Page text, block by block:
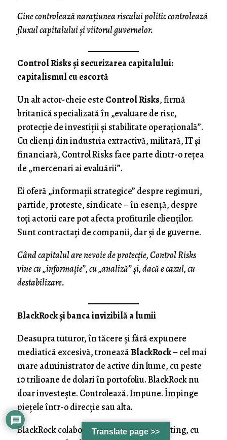
Cine controlează narațiunea riscului politic controlează
fluxul capitalului și viitorul guvernelor.
Control Risks și securizarea capitalului:
capitalismul cu escortă
Un alt actor-cheie este Control Risks, firmă
britanică specializată în „evaluare de risc,
protecție de investiții și stabilitate operațională”.
Cu clienți din industria extractivă, militară, IT și
financiară, Control Risks face parte dintr-o rețea
de „mercenari ai evaluării”.
Ei oferă „informații strategice” despre regimuri,
partide, proteste, sindicate – în esență, despre
toți actorii care pot afecta profiturile clienților.
Sunt contractați de companii, dar și de guverne.
Când capitalul are nevoie de protecție, Control Risks
vine cu „informație”, cu „analiză” și, dacă e cazul, cu
destabilizare.
BlackRock și banca invizibilă a lumii
Deasupra tuturor, în tăcere și fără expunere
mediatică excesivă, troneazăBlackRock– cel mai
mare administrator de active din lume, cu peste
10 trilioane de dolari în portofoliu. BlackRock nu
doar investește. Controlează. Impune. Împinge
piețele într-o direcție sau alta.
BlackRock colaborează cu agențiile de rating, cu
Translate page >>